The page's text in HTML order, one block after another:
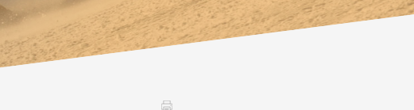
Activités dans la région
Promenades
Agenda des Manifestations